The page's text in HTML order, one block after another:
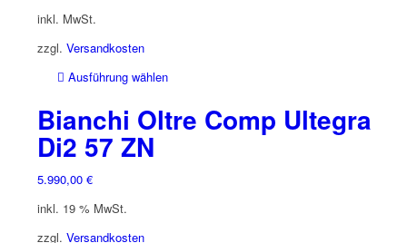
inkl. MwSt.
zzgl. Versandkosten
Ausführung wählen
weist
mehrere
Bianchi Oltre Comp Ultegra
Di2 57 ZN
5.990,00 €
inkl. 19 % MwSt.
zzgl. Versandkosten